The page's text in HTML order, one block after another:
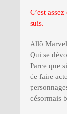
C’est
suis.
Allô
Qui se
Parce que
de faire
désormais